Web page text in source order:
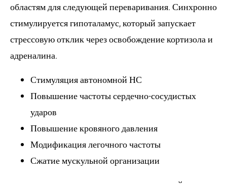
областям для следующей переваривания. Синхронно
стимулируется гипоталамус, который запускает
стрессовую отклик через освобождение кортизола и
адреналина.
Стимуляция автономной НС
Повышение частоты сердечно-сосудистых
ударов
Повышение кровяного давления
Модификация легочного частоты
Сжатие мускульной организации